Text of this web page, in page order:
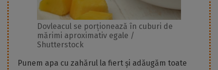
Dovleacul se porționează în cuburi de
mărimi aproximativ egale /
Shutterstock
Punem apa cu zahărul la fiert și adăugăm toate